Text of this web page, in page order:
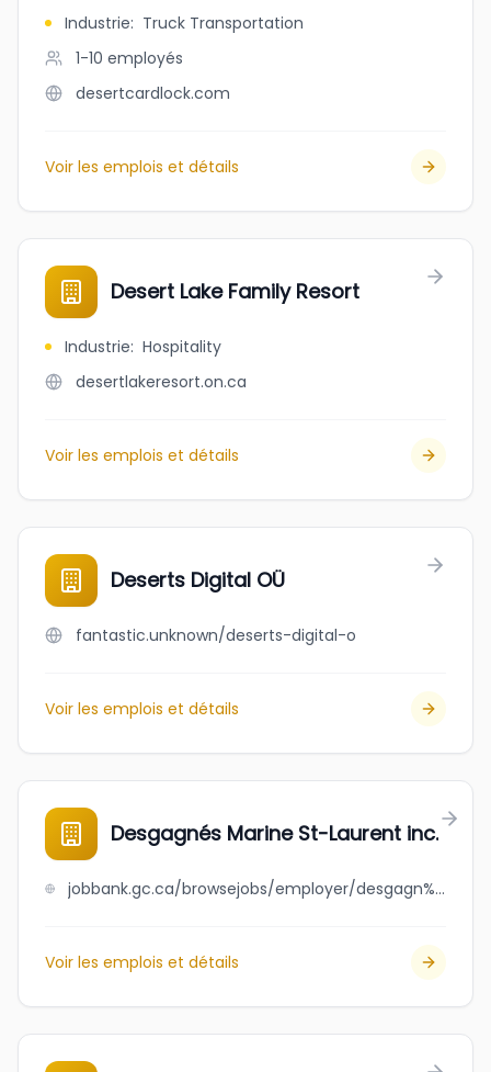
Industrie: Truck Transportation
1-10 employés
desertcardlock.com
Voir les emplois et détails
Desert Lake Family Resort
Industrie: Hospitality
desertlakeresort.on.ca
Voir les emplois et détails
Deserts Digital OÜ
fantastic.unknown/deserts-digital-o
Voir les emplois et détails
Desgagnés Marine St-Laurent inc.
jobbank.gc.ca/browsejobs/employer/desgagn%C3%A9s+marine+st-laurent+inc./ca
Voir les emplois et détails